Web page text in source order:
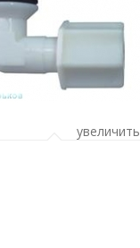
увеличить